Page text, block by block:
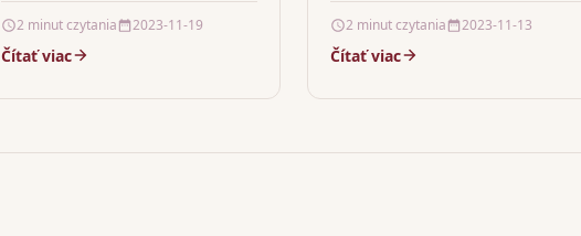
formovaním spoločnosti. Na
jednej strane zdôrazňuje úlohu
2 minut czytania 2023-11-19
Čítať viac
homogenizáciu súčasných kultúr.
Naše kolektívne uvädomovanie sa,
2 minut czytania 2023-11-13
Čítať viac